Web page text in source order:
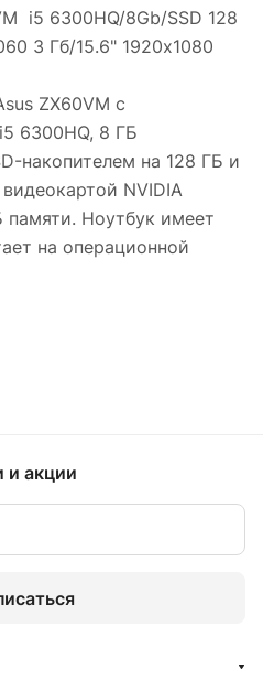
i5 6300HQ/8Gb/SSD 128
3 Гб/15.6" 1920x1080
ZX60VM с
6300HQ, 8 ГБ
накопителем на 128 ГБ и
NVIDIA
памяти. Ноутбук имеет
на операционной
и акции